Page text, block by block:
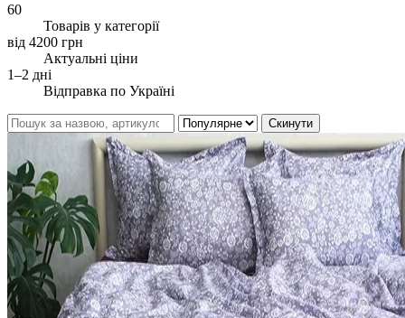
60
Товарів у категорії
від 4200 грн
Актуальні ціни
1–2 дні
Відправка по Україні
Скинути